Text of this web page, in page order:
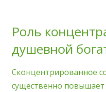
Роль
душевной
Сконцентрированное
существенно повышает